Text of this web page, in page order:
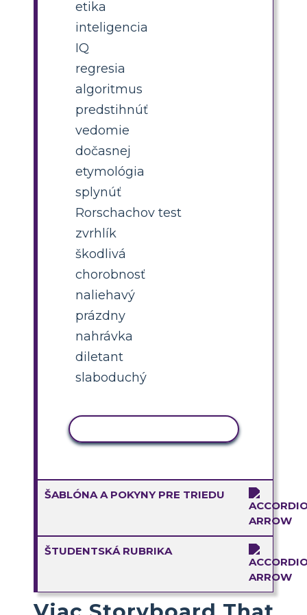
etika
inteligencia
IQ
regresia
algoritmus
predstihnúť
vedomie
dočasnej
etymológia
splynúť
Rorschachov test
zvrhlík
škodlivá
chorobnosť
naliehavý
prázdny
nahrávka
diletant
slaboduchý
ŠABLÓNA A POKYNY PRE TRIEDU
ŠTUDENTSKÁ RUBRIKA